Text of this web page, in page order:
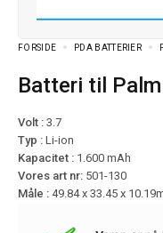
FORSIDE PDA BATTERIER
Batteri til
Volt : 3.7
Typ : Li-ion
Kapacitet : 1.600 mAh
Vores art nr: 501-130
Måle : 49.84 x 33.45 x